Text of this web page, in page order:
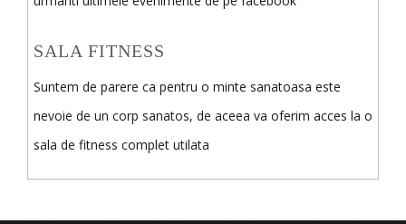
SALA FITNESS
Suntem de parere ca pentru o minte sanatoasa este
nevoie de un corp sanatos, de aceea va oferim acces la o
sala de fitness complet utilata